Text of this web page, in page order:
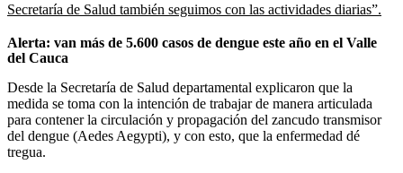
Secretaría de Salud también seguimos con las actividades diarias”.
Alerta: van más de 5.600 casos de dengue este año en el Valle
del Cauca
Desde la Secretaría de Salud departamental explicaron que la
medida se toma con la intención de trabajar de manera articulada
para contener la circulación y propagación del zancudo transmisor
del dengue (Aedes Aegypti), y con esto, que la enfermedad dé
tregua.